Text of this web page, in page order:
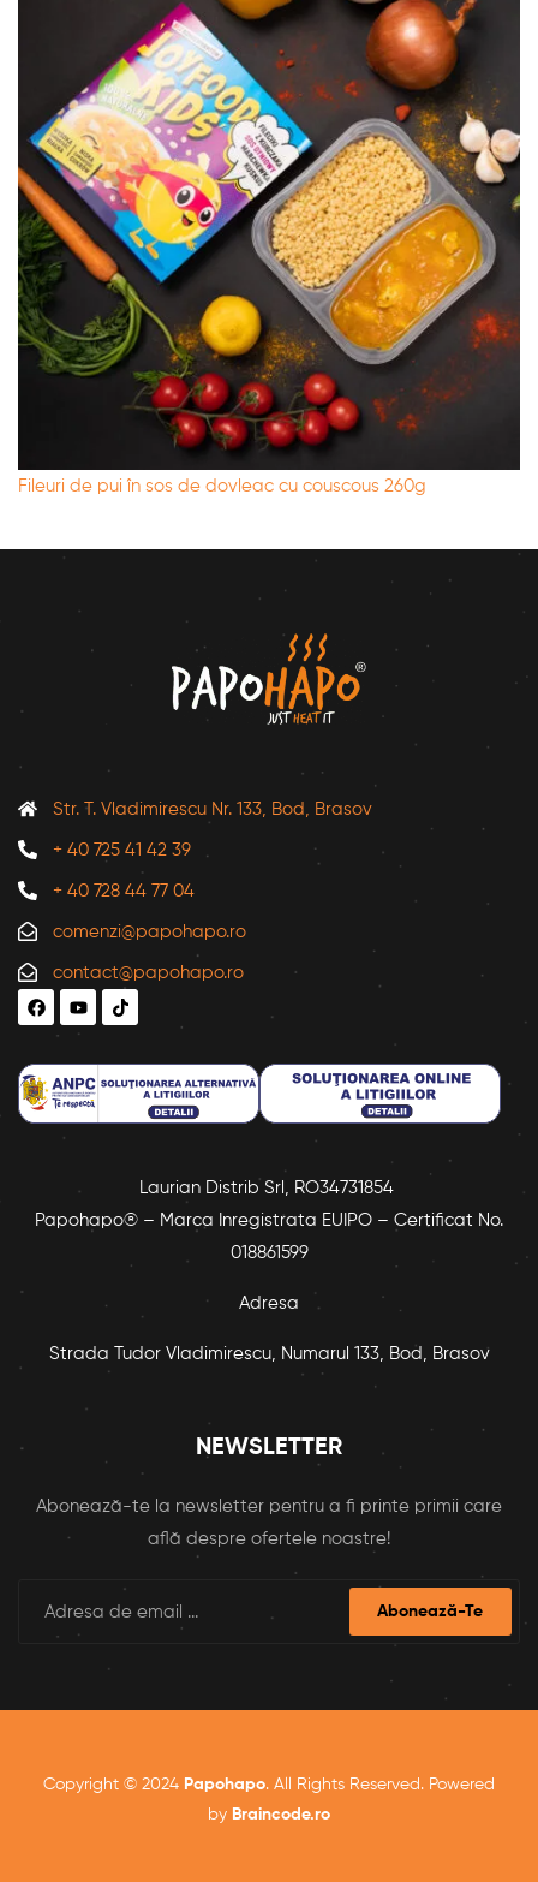
Fileuri de pui în sos de dovleac cu couscous 260g
Str. T. Vladimirescu Nr. 133, Bod, Brasov
+ 40 725 41 42 39
+ 40 728 44 77 04
comenzi@papohapo.ro
contact@papohapo.ro
Laurian Distrib Srl, RO34731854
Papohapo® – Marca Inregistrata EUIPO – Certificat No.
018861599
Adresa
Strada Tudor Vladimirescu, Numarul 133, Bod, Brasov
NEWSLETTER
Abonează-te la newsletter pentru a fi printe primii care
află despre ofertele noastre!
Abonează-Te
Copyright © 2024 Papohapo. All Rights Reserved. Powered
by Braincode.ro